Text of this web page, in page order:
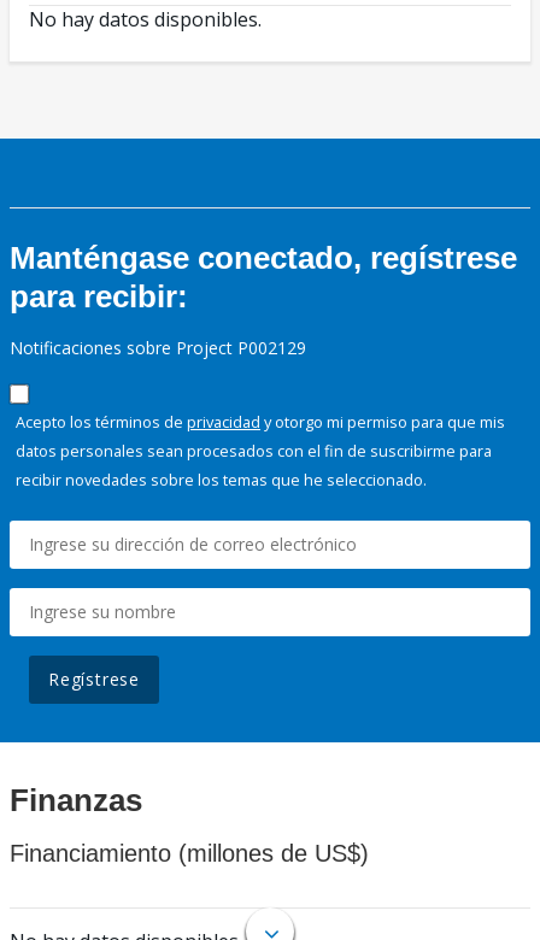
No hay datos disponibles.
Manténgase conectado, regístrese
para recibir:
Notificaciones sobre Project P002129
Acepto los términos de privacidad y otorgo mi permiso para que mis
datos personales sean procesados con el fin de suscribirme para
recibir novedades sobre los temas que he seleccionado.
Regístrese
Finanzas
Financiamiento (millones de US$)